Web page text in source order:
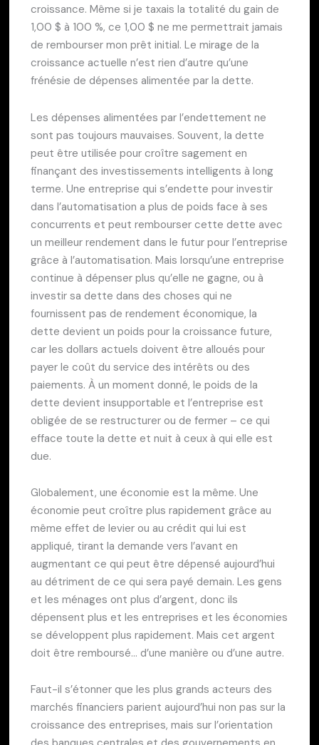
croissance. Même si je taxais la totalité du gain de
1,00 $ à 100 %, ce 1,00 $ ne me permettrait jamais
de rembourser mon prêt initial. Le mirage de la
croissance actuelle n’est rien d’autre qu’une
frénésie de dépenses alimentée par la dette.
Les dépenses alimentées par l’endettement ne
sont pas toujours mauvaises. Souvent, la dette
peut être utilisée pour croître sagement en
finançant des investissements intelligents à long
terme. Une entreprise qui s’endette pour investir
dans l’automatisation a plus de poids face à ses
concurrents et peut rembourser cette dette avec
un meilleur rendement dans le futur pour l’entreprise
grâce à l’automatisation. Mais lorsqu’une entreprise
continue à dépenser plus qu’elle ne gagne, ou à
investir sa dette dans des choses qui ne
fournissent pas de rendement économique, la
dette devient un poids pour la croissance future,
car les dollars actuels doivent être alloués pour
payer le coût du service des intérêts ou des
paiements. À un moment donné, le poids de la
dette devient insupportable et l’entreprise est
obligée de se restructurer ou de fermer – ce qui
efface toute la dette et nuit à ceux à qui elle est
due.
Globalement, une économie est la même. Une
économie peut croître plus rapidement grâce au
même effet de levier ou au crédit qui lui est
appliqué, tirant la demande vers l’avant en
augmentant ce qui peut être dépensé aujourd’hui
au détriment de ce qui sera payé demain. Les gens
et les ménages ont plus d’argent, donc ils
dépensent plus et les entreprises et les économies
se développent plus rapidement. Mais cet argent
doit être remboursé… d’une manière ou d’une autre.
Faut-il s’étonner que les plus grands acteurs des
marchés financiers parient aujourd’hui non pas sur la
croissance des entreprises, mais sur l’orientation